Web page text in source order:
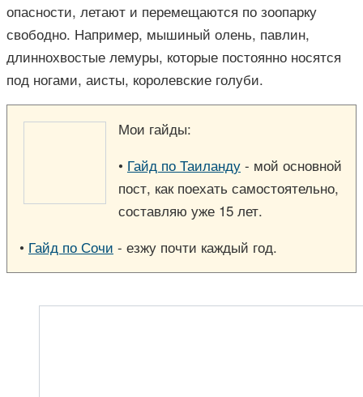
опасности, летают и перемещаются по зоопарку
свободно. Например, мышиный олень, павлин,
длиннохвостые лемуры, которые постоянно носятся
под ногами, аисты, королевские голуби.
Мои гайды:
• Гайд по Таиланду - мой основной
пост, как поехать самостоятельно,
составляю уже 15 лет.
• Гайд по Сочи - езжу почти каждый год.